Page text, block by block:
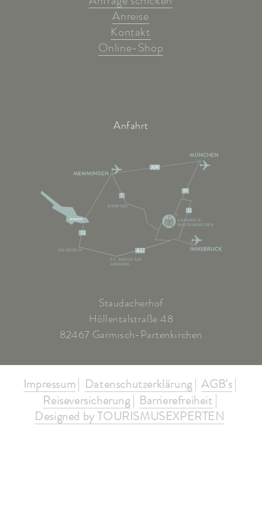
Anreise
Kontakt
Online-Shop
Anfahrt
A96
95
11
7
A12
13
KEMPTEN
ST. ANTON AM
ARLBERG
FELDKIRCH
GARMISCH-
PARTENKIRCHEN
Staudacherhof
Höllentalstraße 48
82467 Garmisch-Partenkirchen
Impressum Datenschutzerklärung
AGB's
Reiseversicherung
Barrierefreiheit
Designed by TOURISMUSEXPERTEN